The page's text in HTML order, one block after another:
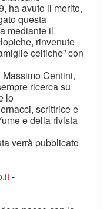
ha avuto il merito,
questa
mediante il
rinvenute
celtiche” con
Centini,
ricerca su
lo
scrittrice e
e della rivista
verrà pubblicato
-